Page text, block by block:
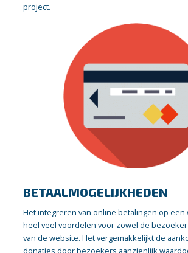
project.
BETAALMOGELIJKHEDEN
Het integreren van online betalingen op
heel veel voordelen voor zowel de
van de website. Het vergemakkelijkt de
donaties door bezoekers aanzienlijk